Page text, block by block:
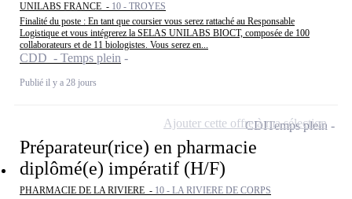
UNILABS FRANCE - 10 - TROYES
Finalité du poste : En tant que coursier vous serez rattaché au Responsable
Logistique et vous intégrerez la SELAS UNILABS BIOCT, composée de 100
collaborateurs et de 11 biologistes. Vous serez en...
CDD - Temps plein
Publié il y a 28 jours
Préparateur(rice) en pharmacie
diplômé(e) impératif (H/F)
PHARMACIE DE LA RIVIERE - 10 - LA RIVIERE DE CORPS
CDITemps plein
Ajouter cette offre à ma sélection